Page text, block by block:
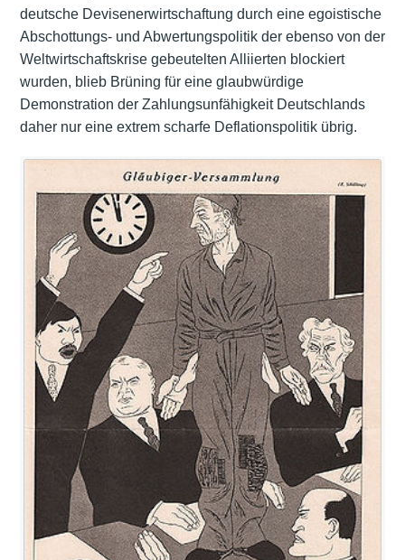
deutsche Devisenerwirtschaftung durch eine egoistische
Abschottungs- und Abwertungspolitik der ebenso von der
Weltwirtschaftskrise gebeutelten Alliierten blockiert
wurden, blieb Brüning für eine glaubwürdige
Demonstration der Zahlungsunfähigkeit Deutschlands
daher nur eine extrem scharfe Deflationspolitik übrig.